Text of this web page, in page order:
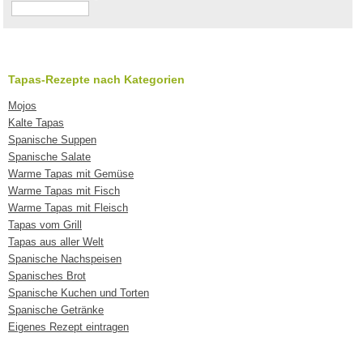
Tapas-Rezepte nach Kategorien
Mojos
Kalte Tapas
Spanische Suppen
Spanische Salate
Warme Tapas mit Gemüse
Warme Tapas mit Fisch
Warme Tapas mit Fleisch
Tapas vom Grill
Tapas aus aller Welt
Spanische Nachspeisen
Spanisches Brot
Spanische Kuchen und Torten
Spanische Getränke
Eigenes Rezept eintragen